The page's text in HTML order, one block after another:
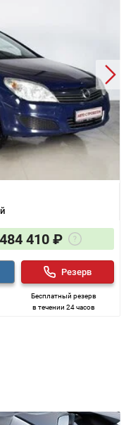
484 410 ₽
Бесплатный резерв
в течении 24 часов
Резерв